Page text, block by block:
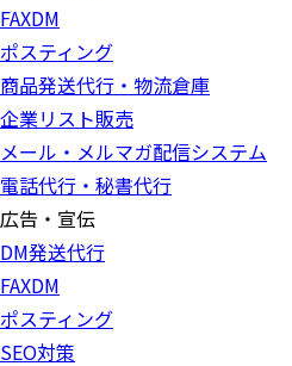
FAXDM
ポスティング
商品発送代行・物流倉庫
企業リスト販売
メール・メルマガ配信システム
電話代行・秘書代行
広告・宣伝
DM発送代行
FAXDM
ポスティング
SEO対策